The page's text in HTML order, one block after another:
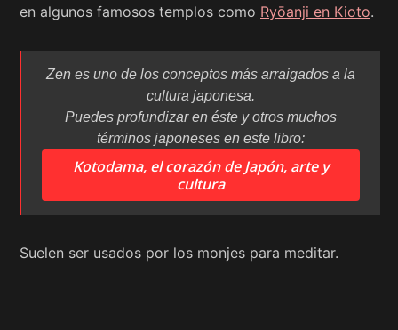
en algunos famosos templos como Ryōanji en Kioto.
Zen es uno de los conceptos más arraigados a la
cultura japonesa.
Puedes profundizar en éste y otros muchos
términos japoneses en este libro:
Kotodama, el corazón de Japón, arte y
cultura
Suelen ser usados por los monjes para meditar.